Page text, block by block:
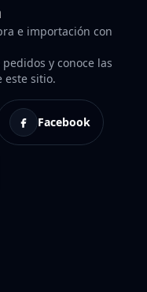
e importación con
y conoce las
este sitio.
Facebook